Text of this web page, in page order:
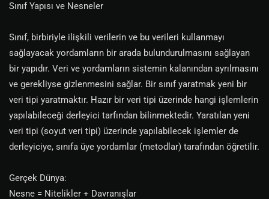
Sınıf Yapısı ve Nesneler
Sınıf, birbiriyle ilişkili verilerin ve bu verileri kullanmayı
sağlayacak yordamların bir arada bulundurulmasını sağlayan
bir yapıdır. Veri ve yordamların sistemin kalanından ayrılmasını
ve gerekliyse gizlenmesini sağlar. Bir sınıf yaratmak yeni bir
veri tipi yaratmaktır. Hazır bir veri tipi üzerinde hangi işlemlerin
yapılabileceği derleyici tarfından bilinmektedir. Yaratılan yeni
veri tipi (soyut veri tipi) üzerinde yapılabilecek işlemler de
derleyiciye, sınıfa üye yordamlar (metodlar) tarafından öğretilir.
Gerçek Dünya:
Nesne = Nitelikler + Davranışlar